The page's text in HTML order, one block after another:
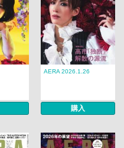
AERA 2026.1.26
購入